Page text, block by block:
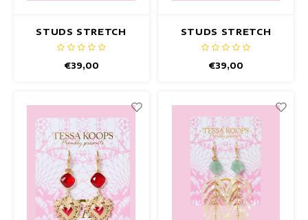
STUDS STRETCH
GÜRTEL SCHWARTZ
€39,00
STUDS STRETCH
GÜRTEL LILA
€39,00